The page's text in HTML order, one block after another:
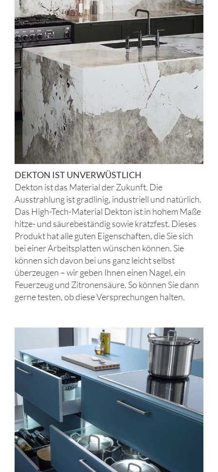
DEKTON IST UNVERWÜSTLICH
Dekton ist das Material der Zukunft. Die
Ausstrahlung ist gradlinig, industriell und natürlich.
Das High-Tech-Material Dekton ist in hohem Maße
hitze- und säurebeständig sowie kratzfest. Dieses
Produkt hat alle guten Eigenschaften, die Sie sich
bei einer Arbeitsplatten wünschen können. Sie
können sich davon bei uns ganz leicht selbst
überzeugen – wir geben Ihnen einen Nagel, ein
Feuerzeug und Zitronensäure. So können Sie dann
gerne testen, ob diese Versprechungen halten.